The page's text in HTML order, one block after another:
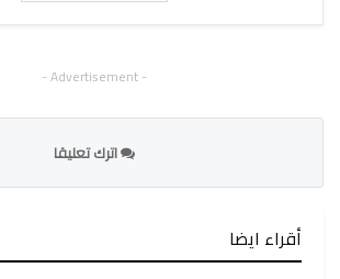
- Advertisement -
اترك تعليقا
أقراء ايضا